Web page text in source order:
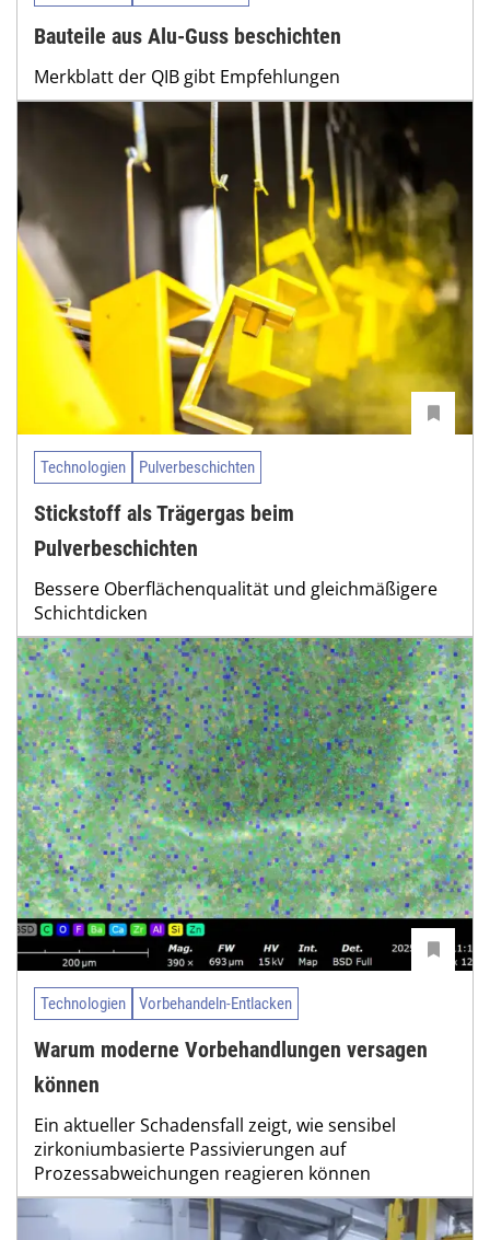
Bauteile aus Alu-Guss beschichten
Merkblatt der QIB gibt Empfehlungen
Technologien Pulverbeschichten
Stickstoff als Trägergas beim
Pulverbeschichten
Bessere Oberflächenqualität und gleichmäßigere
Schichtdicken
Technologien Vorbehandeln-Entlacken
Warum moderne Vorbehandlungen versagen
können
Ein aktueller Schadensfall zeigt, wie sensibel
zirkoniumbasierte Passivierungen auf
Prozessabweichungen reagieren können